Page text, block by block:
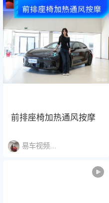
前排座椅加热通风按摩